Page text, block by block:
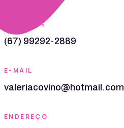
TELEFONE
(67) 99292-2889
E-MAIL
valeriacovino@hotmail.com
ENDEREÇO